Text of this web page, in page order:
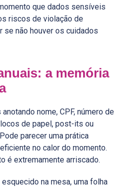
que dados sensíveis
riscos de violação de
se não houver os cuidados
a memória
nome, CPF, número de
de papel, post-its ou
parecer uma prática
no calor do momento.
é extremamente arriscado.
na mesa, uma folha